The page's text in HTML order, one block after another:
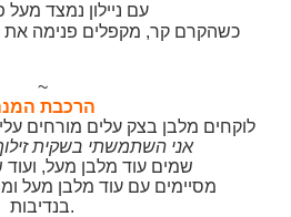
עם ניילון נמצד מעל
כשהקרם קר, מקפלים פנימה את
~
הרכבת
לוקחים מלבן בצק עלים מורחים
אני השתמשתי בשקית
שמים עוד מלבן מעל,
מסיימים עם עוד מלבן מעל
בנדיבות.